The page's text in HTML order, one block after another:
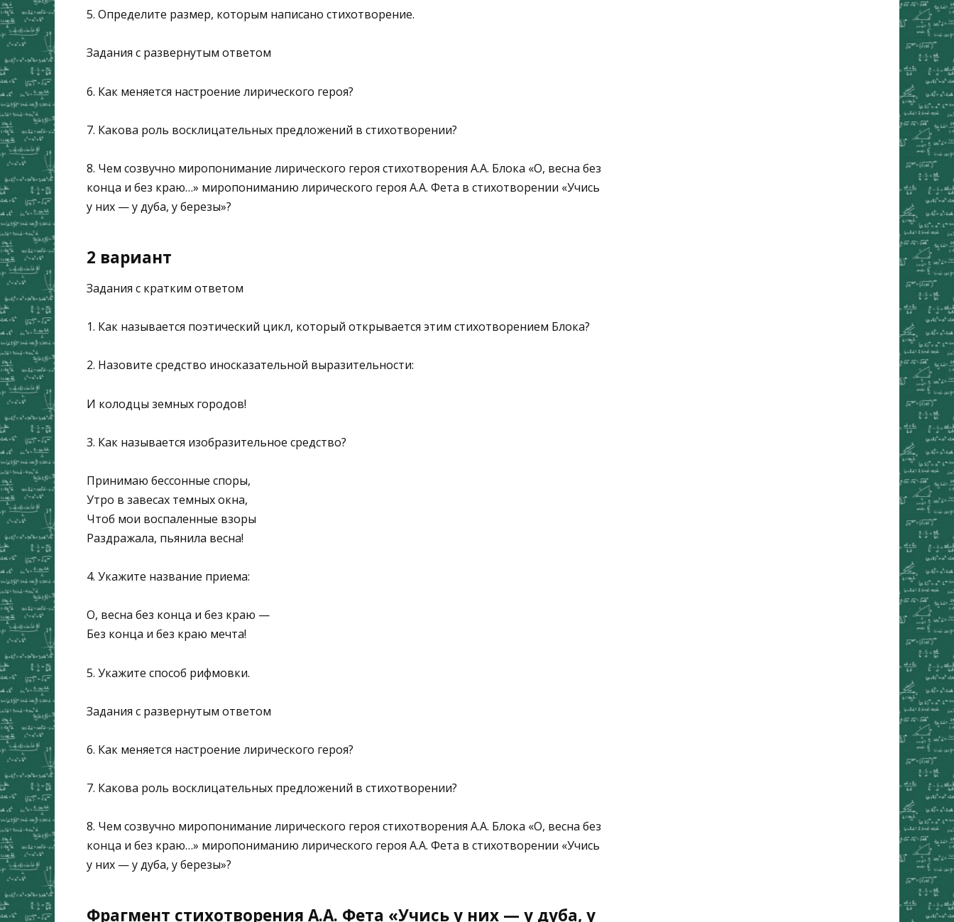
5. Определите размер, которым написано стихотворение.
Задания с развернутым ответом
6. Как меняется настроение лирического героя?
7. Какова роль восклицательных предложений в стихотворении?
8. Чем созвучно миропонимание лирического героя стихотворения А.А. Блока «О, весна без
конца и без краю…» миропониманию лирического героя А.А. Фета в стихотворении «Учись
у них — у дуба, у березы»?
2 вариант
Задания с кратким ответом
1. Как называется поэтический цикл, который открывается этим стихотворением Блока?
2. Назовите средство иносказательной выразительности:
И колодцы земных городов!
3. Как называется изобразительное средство?
Принимаю бессонные споры,
Утро в завесах темных окна,
Чтоб мои воспаленные взоры
Раздражала, пьянила весна!
4. Укажите название приема:
О, весна без конца и без краю —
Без конца и без краю мечта!
5. Укажите способ рифмовки.
Задания с развернутым ответом
6. Как меняется настроение лирического героя?
7. Какова роль восклицательных предложений в стихотворении?
8. Чем созвучно миропонимание лирического героя стихотворения А.А. Блока «О, весна без
конца и без краю…» миропониманию лирического героя А.А. Фета в стихотворении «Учись
у них — у дуба, у березы»?
Фрагмент стихотворения А.А. Фета «Учись у них — у дуба, у